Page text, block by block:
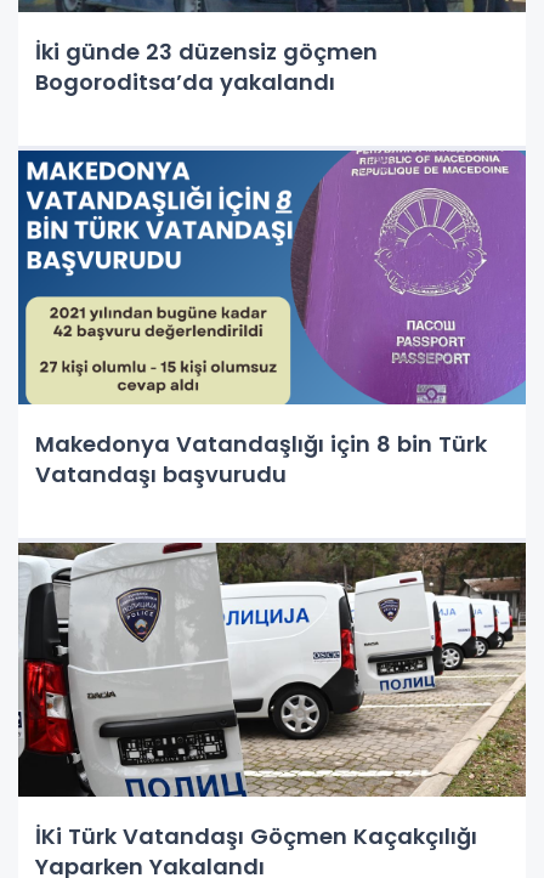
İki günde 23 düzensiz göçmen
Bogoroditsa’da yakalandı
Makedonya Vatandaşlığı için 8 bin Türk
Vatandaşı başvurudu
İKi Türk Vatandaşı Göçmen Kaçakçılığı
Yaparken Yakalandı